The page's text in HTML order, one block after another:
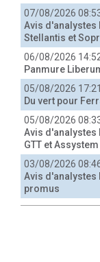
07/08/2026
Avis d'analystes
Stellantis et
06/08/2026
Panmure
05/08/2026 17:21
Du vert pour
05/08/2026
Avis d'analystes
GTT et Assystem
03/08/2026
Avis d'analystes
promus